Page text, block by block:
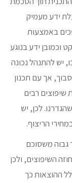
ידע מעמיק
באמצעות
וכמובן ידע בנוגע
יש להתנהל נכונה
אך עם תכנון
שיפוצים רבים
לכן, יש
הריצוף.
גבוה משסוכם
השיפוצים, ולכן
ההוצאות כך